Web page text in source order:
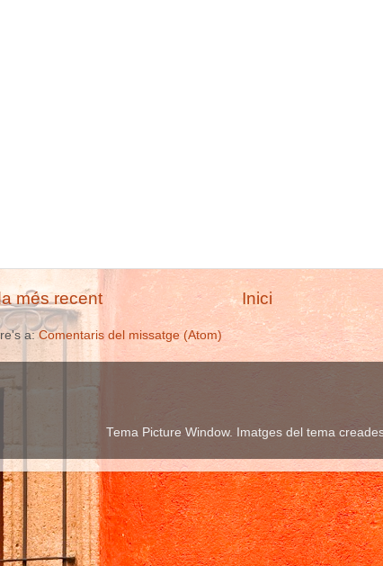
més recent Inici
a:Comentaris del missatge (Atom)
Tema Picture Window. Imatges del tema